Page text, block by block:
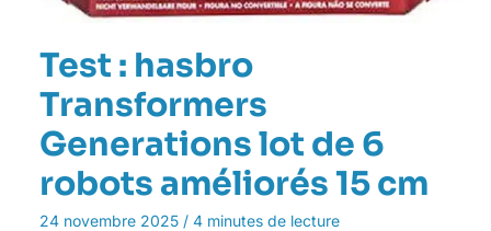
Test : hasbro
Transformers
Generations lot de 6
robots améliorés 15 cm
24 novembre 2025 / 4 minutes de lecture